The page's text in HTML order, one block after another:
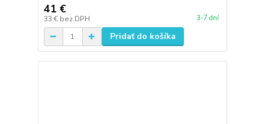
41 €
33 € bez DPH 3-7 dní
Pridať do košíka